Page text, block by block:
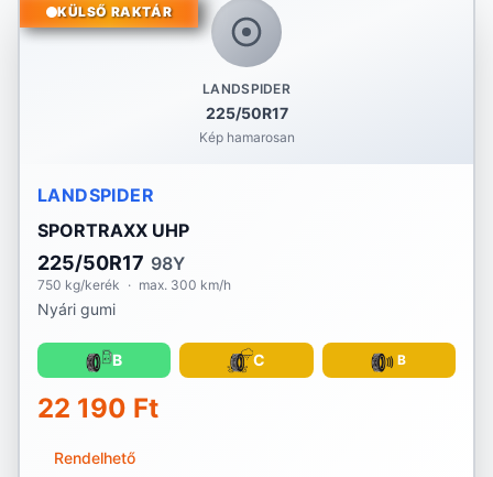
LANDSPIDER
225/50R17
Kép hamarosan
KÜLSŐ RAKTÁR
LANDSPIDER
SPORTRAXX UHP
225/50R17 98Y
750 kg/kerék · max. 300 km/h
Nyári gumi
B C B
22 190 Ft
Rendelhető